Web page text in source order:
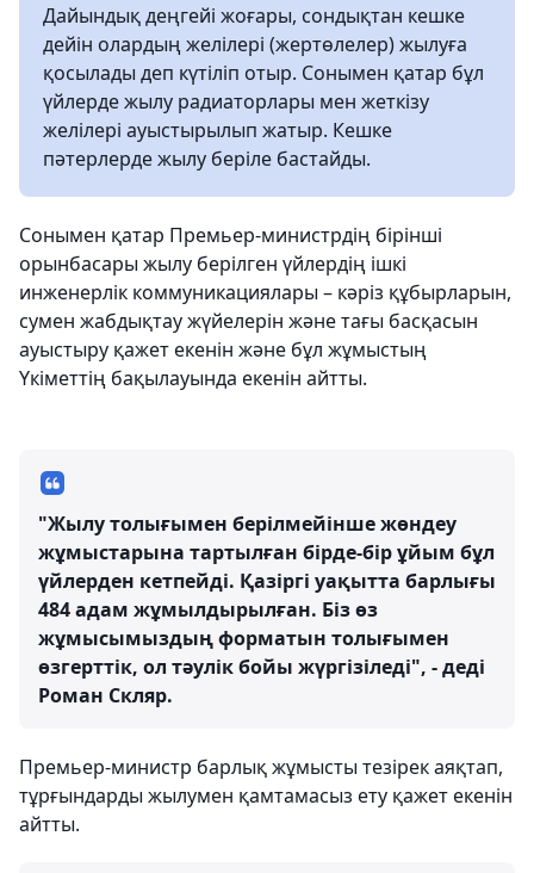
Дайындық деңгейі жоғары, сондықтан кешке
дейін олардың желілері (жертөлелер) жылуға
қосылады деп күтіліп отыр. Сонымен қатар бұл
үйлерде жылу радиаторлары мен жеткізу
желілері ауыстырылып жатыр. Кешке
пәтерлерде жылу беріле бастайды.
Сонымен қатар Премьер-министрдің бірінші
орынбасары жылу берілген үйлердің ішкі
инженерлік коммуникациялары – кәріз құбырларын,
сумен жабдықтау жүйелерін және тағы басқасын
ауыстыру қажет екенін және бұл жұмыстың
Үкіметтің бақылауында екенін айтты.
"Жылу толығымен берілмейінше жөндеу
жұмыстарына тартылған бірде-бір ұйым бұл
үйлерден кетпейді. Қазіргі уақытта барлығы
484 адам жұмылдырылған. Біз өз
жұмысымыздың форматын толығымен
өзгерттік, ол тәулік бойы жүргізіледі", - деді
Роман Скляр.
Премьер-министр барлық жұмысты тезірек аяқтап,
тұрғындарды жылумен қамтамасыз ету қажет екенін
айтты.